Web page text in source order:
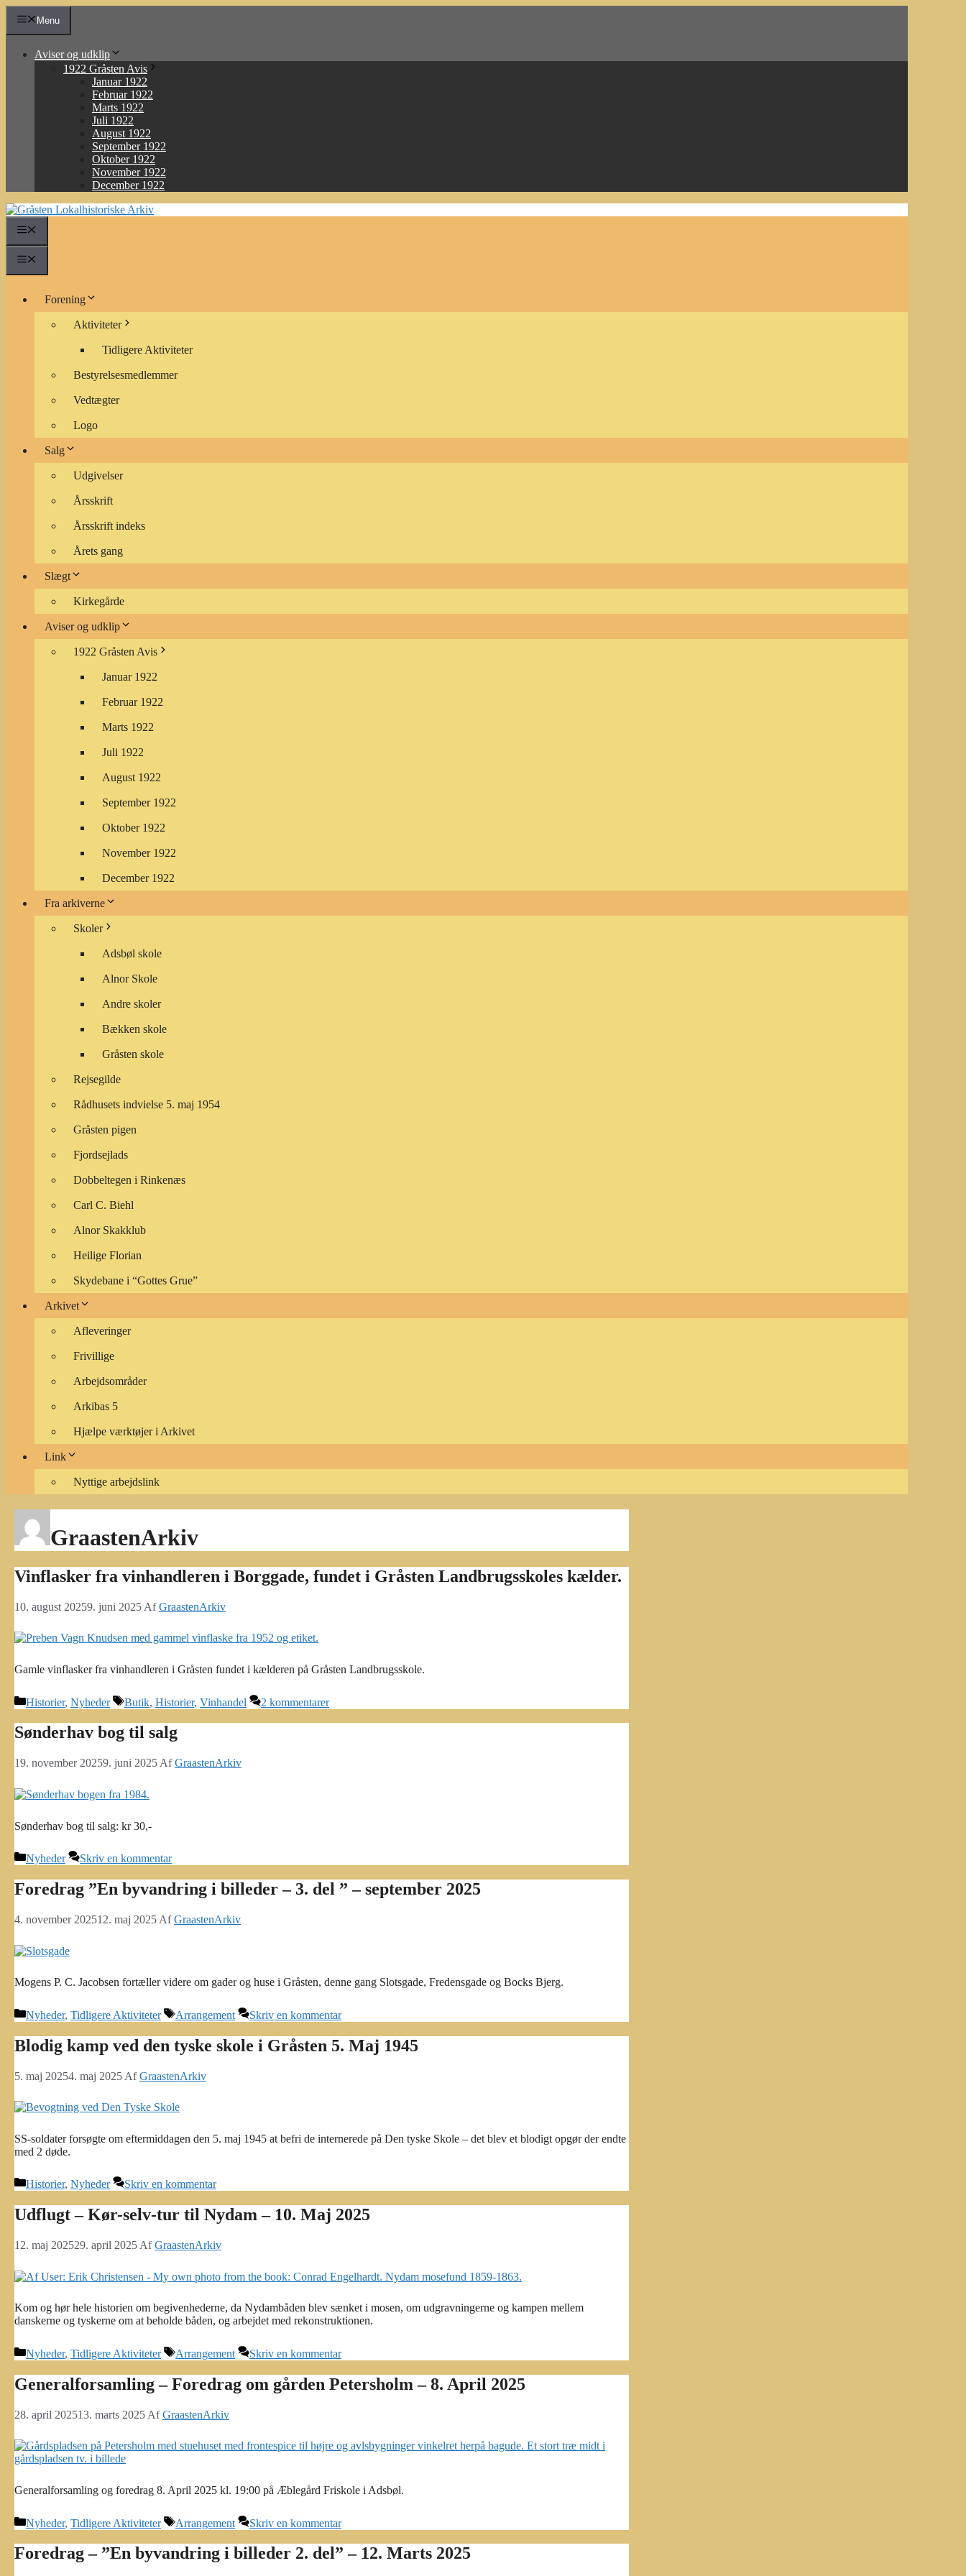
Hop
indhold
Menu
Aviser og udklip
1922 Gråsten Avis
Januar 1922
Februar 1922
Marts 1922
Juli 1922
August 1922
September 1922
Oktober 1922
November 1922
December 1922
Forening
Aktiviteter
Tidligere Aktiviteter
Bestyrelsesmedlemmer
Vedtægter
Logo
Salg
Udgivelser
Årsskrift
Årsskrift indeks
Årets gang
Slægt
Kirkegårde
Aviser og udklip
1922 Gråsten Avis
Januar 1922
Februar 1922
Marts 1922
Juli 1922
August 1922
September 1922
Oktober 1922
November 1922
December 1922
Fra arkiverne
Skoler
Adsbøl skole
Alnor Skole
Andre skoler
Bækken skole
Gråsten skole
Rejsegilde
Rådhusets indvielse 5. maj 1954
Gråsten pigen
Fjordsejlads
Dobbeltegen i Rinkenæs
Carl C. Biehl
Alnor Skakklub
Heilige Florian
Skydebane i “Gottes Grue”
Arkivet
Afleveringer
Frivillige
Arbejdsområder
Arkibas 5
Hjælpe værktøjer i Arkivet
Link
Nyttige arbejdslink
GraastenArkiv
Vinflasker fra vinhandleren i Borggade, fundet i Gråsten Landbrugsskoles kælder.
10. august 20259. juni 2025 AfGraastenArkiv
Gamle vinflasker fra vinhandleren i Gråsten fundet i kælderen på Gråsten Landbrugsskole.
Kategorier
Historier, Nyheder Tags
Butik, Historier, Vinhandel 2 kommentarer
Sønderhav bog til salg
19. november 20259. juni 2025 AfGraastenArkiv
Sønderhav bog til salg: kr 30,-
Kategorier
Nyheder Skriv en kommentar
Foredrag ”En byvandring i billeder – 3. del ” – september 2025
4. november 202512. maj 2025 AfGraastenArkiv
Mogens P. C. Jacobsen fortæller videre om gader og huse i Gråsten, denne gang Slotsgade, Fredensgade og Bocks Bjerg.
Kategorier
Nyheder, Tidligere Aktiviteter Tags
Arrangement Skriv en kommentar
Blodig kamp ved den tyske skole i Gråsten 5. Maj 1945
5. maj 20254. maj 2025 AfGraastenArkiv
SS-soldater forsøgte om eftermiddagen den 5. maj 1945 at befri de internerede på Den tyske Skole – det blev et blodigt opgør der endte
med 2 døde.
Kategorier
Historier, Nyheder Skriv en kommentar
Udflugt – Kør-selv-tur til Nydam – 10. Maj 2025
12. maj 202529. april 2025 AfGraastenArkiv
Kom og hør hele historien om begivenhederne, da Nydambåden blev sænket i mosen, om udgravningerne og kampen mellem
danskerne og tyskerne om at beholde båden, og arbejdet med rekonstruktionen.
Kategorier
Nyheder, Tidligere Aktiviteter Tags
Arrangement Skriv en kommentar
Generalforsamling – Foredrag om gården Petersholm – 8. April 2025
28. april 202513. marts 2025 AfGraastenArkiv
Generalforsamling og foredrag 8. April 2025 kl. 19:00 på Æblegård Friskole i Adsbøl.
Kategorier
Nyheder, Tidligere Aktiviteter Tags
Arrangement Skriv en kommentar
Foredrag – ”En byvandring i billeder 2. del” – 12. Marts 2025